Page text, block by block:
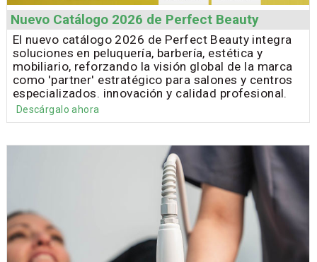
Nuevo Catálogo 2026 de Perfect Beauty
El nuevo catálogo 2026 de Perfect Beauty integra
soluciones en peluquería, barbería, estética y
mobiliario, reforzando la visión global de la marca
como 'partner' estratégico para salones y centros
especializados. innovación y calidad profesional.
Descárgalo ahora